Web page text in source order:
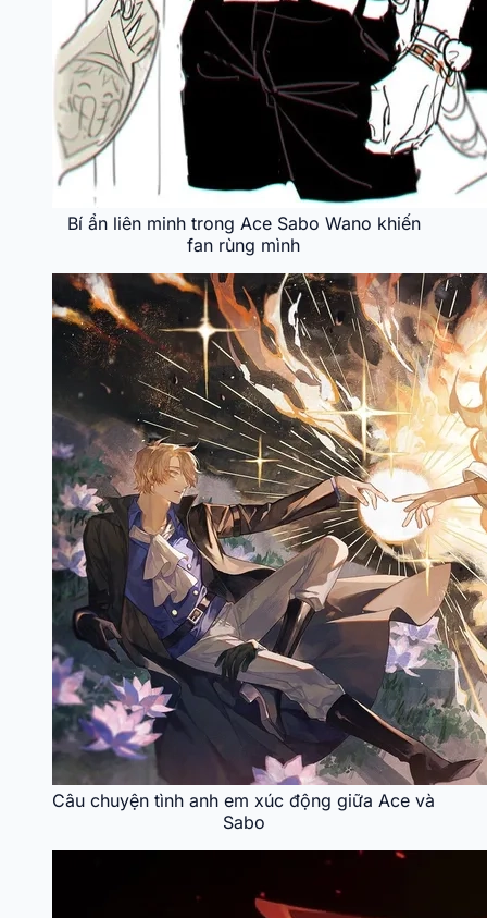
Bí ẩn liên minh trong Ace Sabo Wano khiến
fan rùng mình
Câu chuyện tình anh em xúc động giữa Ace và
Sabo